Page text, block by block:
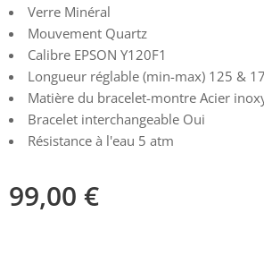
Verre Minéral
Mouvement Quartz
Calibre EPSON Y120F1
Longueur réglable (min-max) 125 &
Matière du bracelet-montre Acier
Bracelet interchangeable Oui
Résistance à l'eau 5 atm
99,00 €